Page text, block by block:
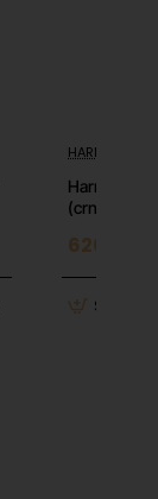
HARMAN
Harman
(crna)
620.09 €
Stavi u